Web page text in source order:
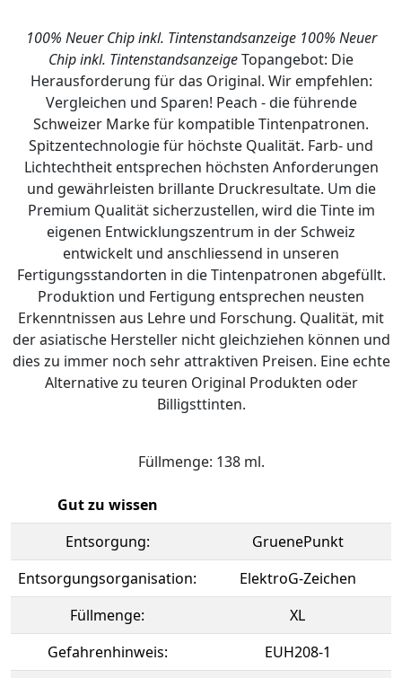
100% Neuer Chip inkl. Tintenstandsanzeige 100% Neuer
Chip inkl. TintenstandsanzeigeTopangebot: Die
Herausforderung für das Original. Wir empfehlen:
Vergleichen und Sparen! Peach - die führende
Schweizer Marke für kompatible Tintenpatronen.
Spitzentechnologie für höchste Qualität. Farb- und
Lichtechtheit entsprechen höchsten Anforderungen
und gewährleisten brillante Druckresultate. Um die
Premium Qualität sicherzustellen, wird die Tinte im
eigenen Entwicklungszentrum in der Schweiz
entwickelt und anschliessend in unseren
Fertigungsstandorten in die Tintenpatronen abgefüllt.
Produktion und Fertigung entsprechen neusten
Erkenntnissen aus Lehre und Forschung. Qualität, mit
der asiatische Hersteller nicht gleichziehen können und
dies zu immer noch sehr attraktiven Preisen. Eine echte
Alternative zu teuren Original Produkten oder
Billigsttinten.
Füllmenge: 138 ml.
Gut zu wissen
Entsorgung:
GruenePunkt
Entsorgungsorganisation:
ElektroG-Zeichen
Füllmenge:
XL
Gefahrenhinweis:
EUH208-1